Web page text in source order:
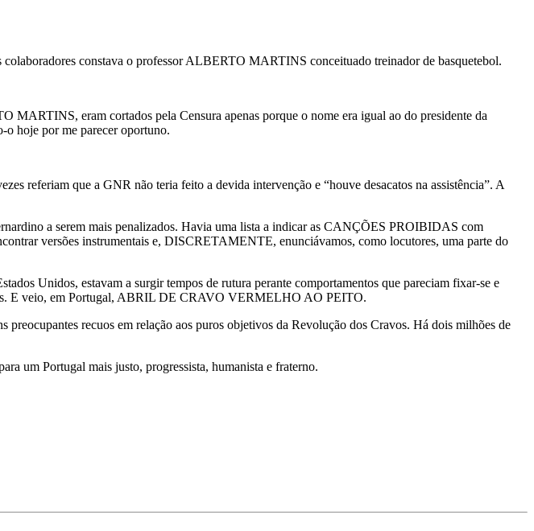
constava o professor ALBERTO MARTINS conceituado treinador de basquetebol.
eram cortados pela Censura apenas porque o nome era igual ao do presidente da
hoje por me parecer oportuno.
referiam que a GNR não teria feito a devida intervenção e “houve desacatos na assistência”. A
a serem mais penalizados. Havia uma lista a indicar as CANÇÕES PROIBIDAS com
versões instrumentais e, DISCRETAMENTE, enunciávamos, como locutores, uma parte do
Unidos, estavam a surgir tempos de rutura perante comportamentos que pareciam fixar-se e
E veio, em Portugal, ABRIL DE CRAVO VERMELHO AO PEITO.
recuos em relação aos puros objetivos da Revolução dos Cravos. Há dois milhões de
um Portugal mais justo, progressista, humanista e fraterno.